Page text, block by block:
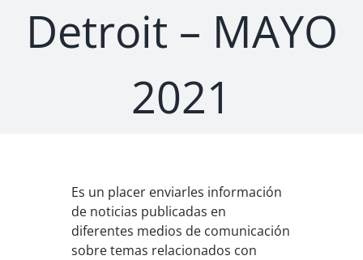
Detroit – MAYO
2021
Es un placer enviarles información
de noticias publicadas en
diferentes medios de comunicación
sobre temas relacionados con